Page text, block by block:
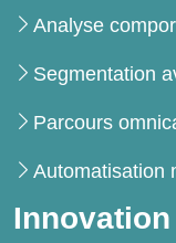
Analyse
Segmentation
Parcours
Automatisation